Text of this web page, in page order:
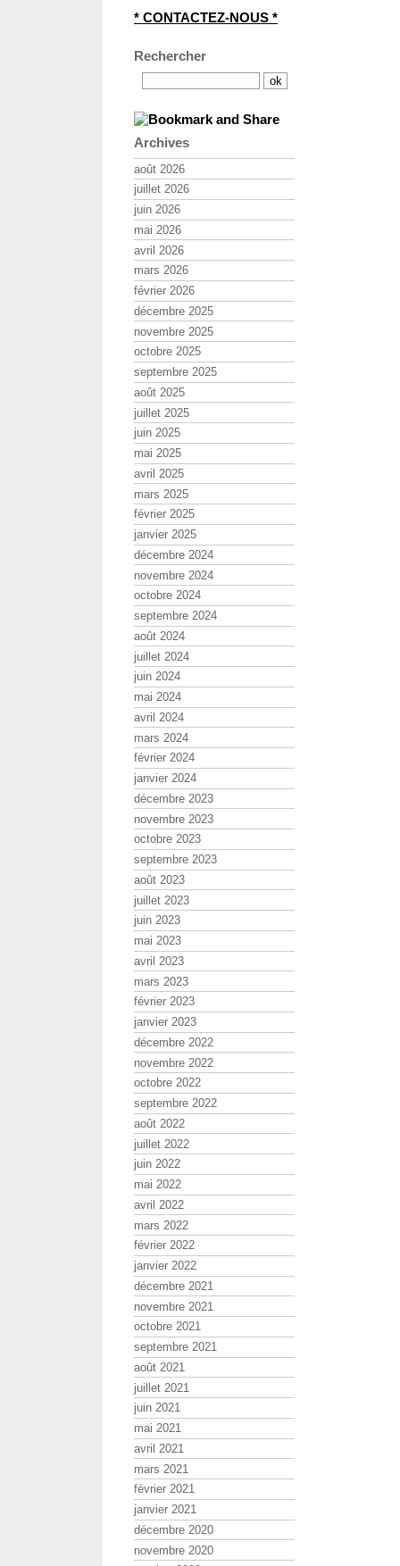
* CONTACTEZ-NOUS *
Rechercher
Archives
août 2026
juillet 2026
juin 2026
mai 2026
avril 2026
mars 2026
février 2026
décembre 2025
novembre 2025
octobre 2025
septembre 2025
août 2025
juillet 2025
juin 2025
mai 2025
avril 2025
mars 2025
février 2025
janvier 2025
décembre 2024
novembre 2024
octobre 2024
septembre 2024
août 2024
juillet 2024
juin 2024
mai 2024
avril 2024
mars 2024
février 2024
janvier 2024
décembre 2023
novembre 2023
octobre 2023
septembre 2023
août 2023
juillet 2023
juin 2023
mai 2023
avril 2023
mars 2023
février 2023
janvier 2023
décembre 2022
novembre 2022
octobre 2022
septembre 2022
août 2022
juillet 2022
juin 2022
mai 2022
avril 2022
mars 2022
février 2022
janvier 2022
décembre 2021
novembre 2021
octobre 2021
septembre 2021
août 2021
juillet 2021
juin 2021
mai 2021
avril 2021
mars 2021
février 2021
janvier 2021
décembre 2020
novembre 2020